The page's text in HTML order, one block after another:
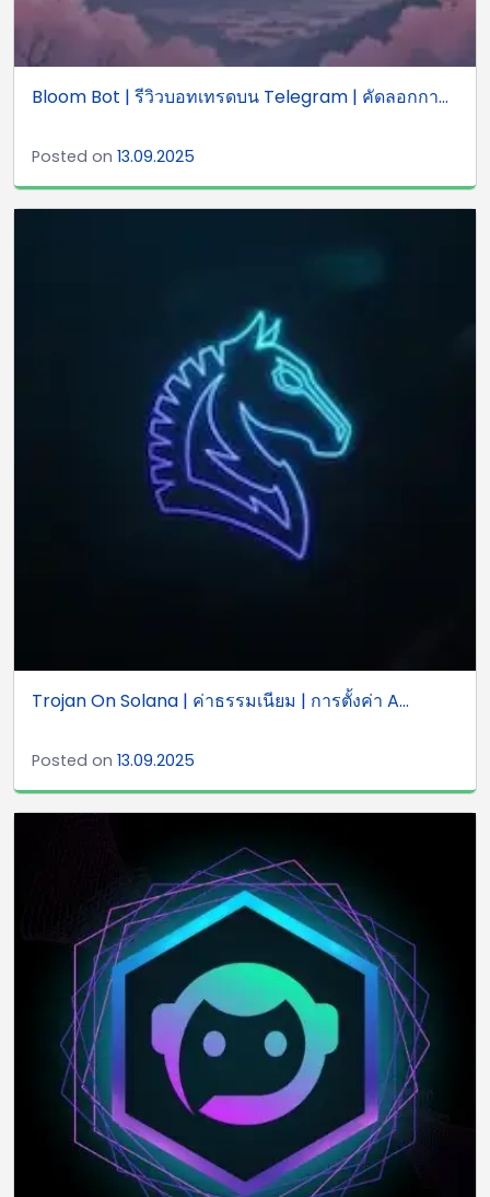
Bloom Bot | รีวิวบอทเทรดบน Telegram | คัดลอกกา...
Posted on 13.09.2025
Trojan On Solana | ค่าธรรมเนียม | การตั้งค่า A...
Posted on 13.09.2025